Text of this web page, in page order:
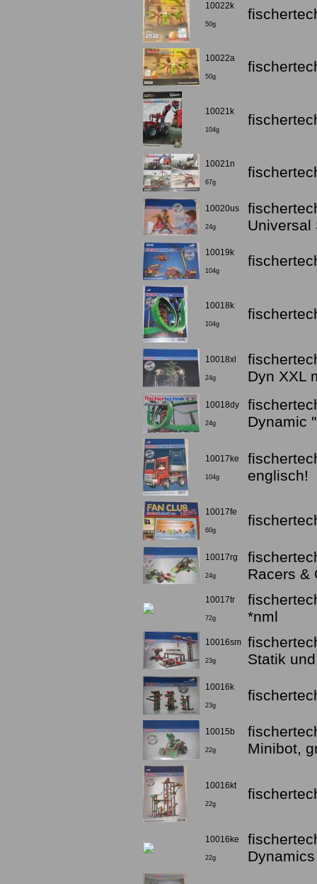
10022k
50g
10022a
50g
10021k
104g
10021n
67g
10020us
24g
Universal
10019k
104g
10018k
104g
10018xl
24g
Dyn XXL
10018dy
24g
Dynamic
10017ke
104g
englisch!
10017fe
60g
10017rg
24g
Racers &
10017tr
72g
*nml
10016sm
23g
Statik
10016k
23g
10015b
22g
Minibot,
10016kt
22g
10016ke
22g